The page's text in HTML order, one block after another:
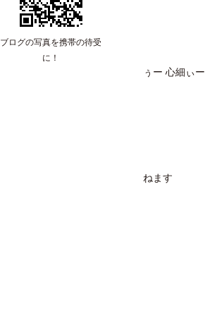
ブログの写真を携帯の待受
に！
ぅー 心細ぃー
ねます